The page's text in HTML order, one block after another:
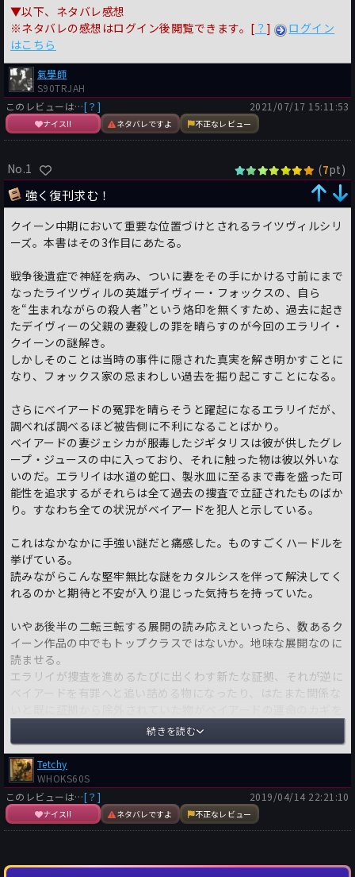
▼以下、ネタバレ感想
※ネタバレの感想はログイン後閲覧できます。[ ？ ]
ログイン
はこちら
氣學師
S90TRJAH
このレビューは…[？]
ナイス!! ネタバレですよ 不正なレビュー
2021/07/17 15:11:53
No.1 (7pt)
強く復刊求む！
クイーン中期において重要な位置づけとされるライツヴィルシリ
ーズ。本書はその3作目にあたる。
戦争後遺症で神経を病み、ついに妻をその手にかける寸前にまで
なったライツヴィルの英雄デイヴィー・フォックスの、自ら
を“生まれながらの殺人者”という烙印を無くすため、過去に起き
たデイヴィーの父親の妻殺しの罪を晴らすのが今回のエラリイ・
クイーンの謎解き。
しかしそのことは当時の事件に隠された真実を解き明かすことに
なり、フォックス家の忌まわしい過去を掘り起こすことになる。
さらにベイアードの冤罪を晴らそうと躍起になるエラリイだが、
調べれば調べるほど被告側に不利になることばかり。
ベイアードの妻ジェシカが服毒したジギタリスは彼が供したグレ
ープ・ジュースの中に入っており、それに触った物は彼以外いな
いのだ。エラリイは水道の蛇口、製氷皿に至るまで毒を盛った可
能性を追求するがそれらは全て過去の捜査で立証されたものばか
り。すなわち全ての状況がベイアードを犯人と示している。
これはなかなかに手強い謎だと痛感した。ものすごくハードルを
挙げている。
読みながらこんな堅牢無比な謎をカタルシスを伴って解決してく
れるのかと期待と不安が入り混じった気持ちを持っていた。
いやあ後半の二転三転する展開の読み応えといったら、数あるク
イーン作品の中でもトップクラスではないか。地味な展開なのに
読ませる。
エラリイが捜査を進めるたびに出くわす新たな証拠、それが逆に
ベイアードを有罪へと追い詰める物になったり、はたまた関係な
握っていたり、実に読ませる。
そして二転三転する捜査の末、明らかになる真相とはなんとも云
えない後味を残す。
世の中には知らなくてもよい真相もある。本書の真相はまさにそ
うだし、またこれはクイーン自身の手によるあの名作の変奏曲で
もあると解釈できる。
続きを読む
Tetchy
WHOKS60S
このレビューは…[？]
ナイス!! ネタバレですよ 不正なレビュー
2019/04/14 22:21:10